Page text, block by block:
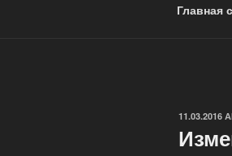
Главная
11.03.2016